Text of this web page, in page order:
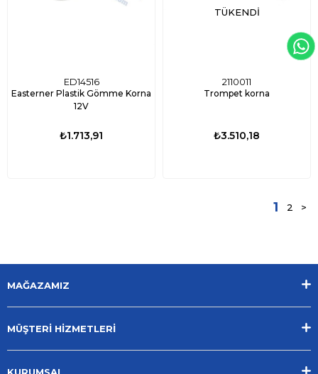
ED14516
Easterner Plastik Gömme Korna
12V
₺1.713,91
TÜKENDI
2110011
Trompet korna
₺3.510,18
1 2 >
MAĞAZAMIZ
MÜŞTERİ HİZMETLERİ